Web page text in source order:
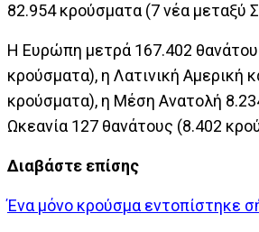
82.954 κρούσματα (7 νέα μεταξύ
Η Ευρώπη μετρά 167.402
κρούσματα), η Λατινική Αμερική
κρούσματα), η Μέση Ανατολή
Ωκεανία 127 θανάτους (8.402
Διαβάστε επίσης
Ένα μόνο κρούσμα εντοπίστηκε